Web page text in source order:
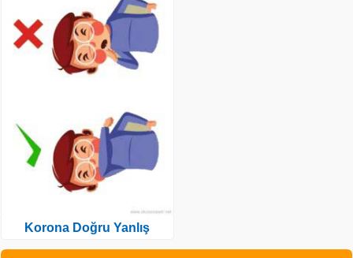
Korona Doğru Yanlış